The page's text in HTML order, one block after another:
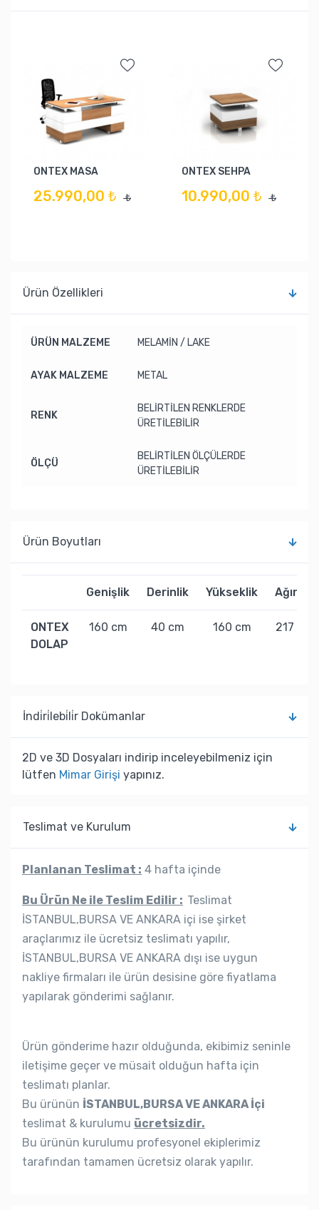
ONTEX MASA
25.990,00 ₺ ₺
ONTEX SEHPA
10.990,00 ₺ ₺
Ürün Özellikleri
ÜRÜN MALZEME MELAMİN / LAKE
AYAK MALZEME METAL
RENK
BELİRTİLEN RENKLERDE
ÜRETİLEBİLİR
ÖLÇÜ
BELİRTİLEN ÖLÇÜLERDE
ÜRETİLEBİLİR
Ürün Boyutları
Genişlik Derinlik Yükseklik Ağırlık
ONTEX
DOLAP
160 cm 40 cm 160 cm 217 kg
İndi̇ri̇lebi̇li̇r Dokümanlar
2D ve 3D Dosyaları indirip inceleyebilmeniz için
lütfen Mimar Girişi yapınız.
Teslimat ve Kurulum
Planlanan Teslimat : 4 hafta içinde
Bu Ürün Ne ile Teslim Edilir : Teslimat
İSTANBUL,BURSA VE ANKARA içi ise şirket
araçlarımız ile ücretsiz teslimatı yapılır,
İSTANBUL,BURSA VE ANKARA dışı ise uygun
nakliye firmaları ile ürün desisine göre fiyatlama
yapılarak gönderimi sağlanır.
Ürün gönderime hazır olduğunda, ekibimiz seninle
iletişime geçer ve müsait olduğun hafta için
teslimatı planlar.
Bu ürünün İSTANBUL,BURSA VE ANKARA İçi
teslimat & kurulumu ücretsizdir.
Bu ürünün kurulumu profesyonel ekiplerimiz
tarafından tamamen ücretsiz olarak yapılır.